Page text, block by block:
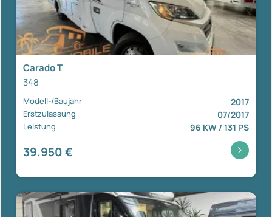
Carado T
348
Modell-/Baujahr 2017
Erstzulassung 07/2017
Leistung 96 KW / 131 PS
39.950 €